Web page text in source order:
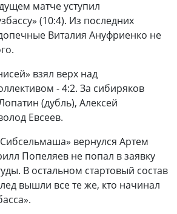
матче уступил
(10:4). Из последних
Виталия Ануфриенко не
взял верх над
- 4:2. За сибиряков
(дубль), Алексей
Евсеев.
вернулся Артем
Попеляев не попал в заявку
В остальном стартовый состав
вышли все те же, кто начинал